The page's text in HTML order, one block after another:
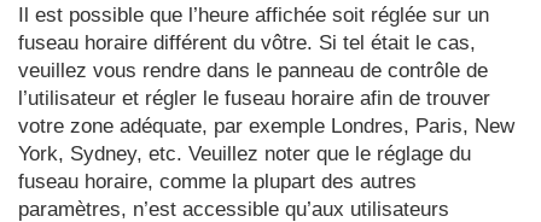
Il est possible que l’heure affichée soit réglée sur un
fuseau horaire différent du vôtre. Si tel était le cas,
veuillez vous rendre dans le panneau de contrôle de
l’utilisateur et régler le fuseau horaire afin de trouver
votre zone adéquate, par exemple Londres, Paris, New
York, Sydney, etc. Veuillez noter que le réglage du
fuseau horaire, comme la plupart des autres
paramètres, n’est accessible qu’aux utilisateurs